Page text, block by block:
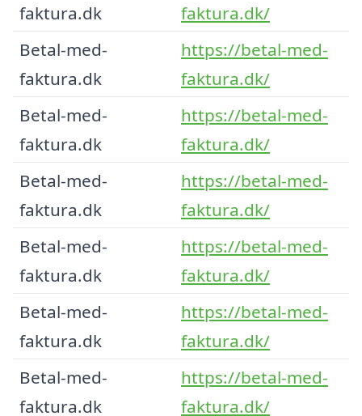
faktura.dk
faktura.dk/
Betal-med-
faktura.dk
https://betal-med-
faktura.dk/
Betal-med-
faktura.dk
https://betal-med-
faktura.dk/
Betal-med-
faktura.dk
https://betal-med-
faktura.dk/
Betal-med-
faktura.dk
https://betal-med-
faktura.dk/
Betal-med-
faktura.dk
https://betal-med-
faktura.dk/
Betal-med-
faktura.dk
https://betal-med-
faktura.dk/